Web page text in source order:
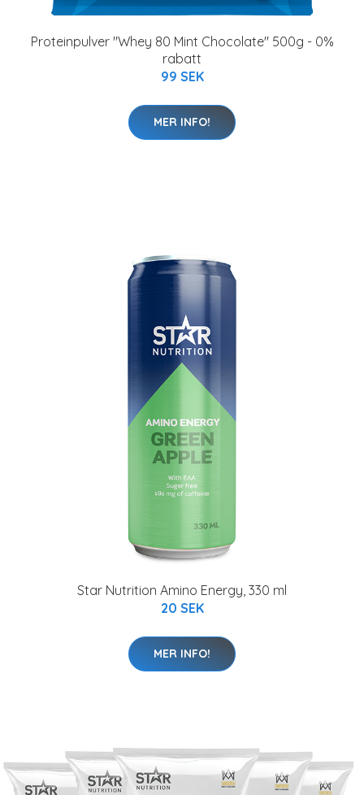
Proteinpulver "Whey 80 Mint Chocolate" 500g - 0%
rabatt
99 SEK
MER INFO!
Star Nutrition Amino Energy, 330 ml
20 SEK
MER INFO!